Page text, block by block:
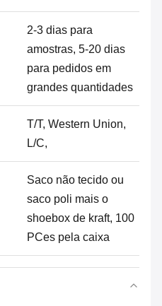
2-3 dias para
amostras, 5-20 dias
para pedidos em
grandes quantidades
T/T, Western Union,
L/C,
Saco não tecido ou
saco poli mais o
shoebox de kraft, 100
PCes pela caixa